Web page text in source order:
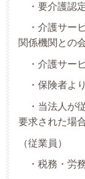
・要介護認
・介護サー
関係機関と
・介護サー
・保険者よ
・当法人が
要求された場
（従業員）
・税務・労